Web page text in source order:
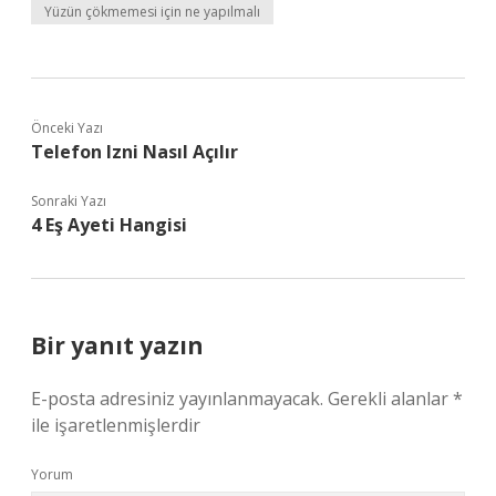
Yüzün çökmemesi için ne yapılmalı
Önceki Yazı
Telefon Izni Nasıl Açılır
Sonraki Yazı
4 Eş Ayeti Hangisi
Bir yanıt yazın
E-posta adresiniz yayınlanmayacak. Gerekli alanlar*
ile işaretlenmişlerdir
Yorum